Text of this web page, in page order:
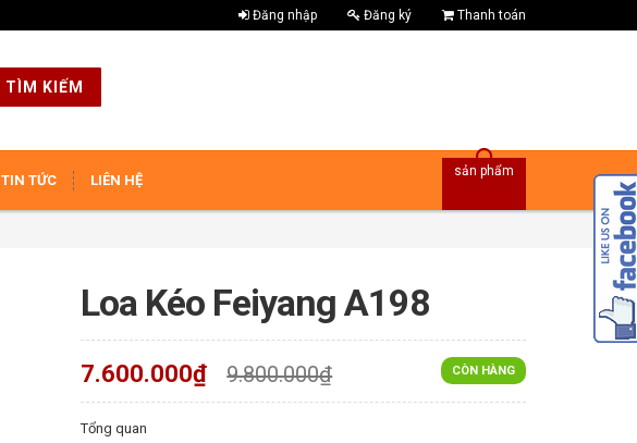
Đăng nhập Đăng ký Thanh toán
TÌM KIẾM
TIN TỨC LIÊN HỆ
sản phẩm
Loa Kéo Feiyang A198
CÒN HÀNG
7.600.000₫ 9.800.000₫
Tổng quan